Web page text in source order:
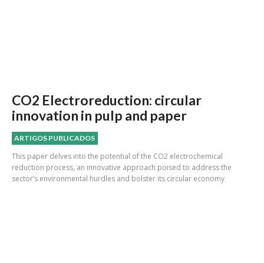
CO2 Electroreduction: circular
innovation in pulp and paper
ARTIGOS PUBLICADOS
This paper delves into the potential of the CO2 electrochemical
reduction process, an innovative approach poised to address the
sector’s environmental hurdles and bolster its circular economy